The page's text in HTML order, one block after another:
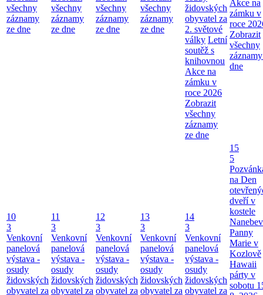
všechny
záznamy
ze dne
všechny
záznamy
ze dne
všechny
záznamy
ze dne
všechny
záznamy
ze dne
židovských
obyvatel za
2. světové
války Letní
soutěž s
knihovnou
Akce na
zámku v
roce 2026
Zobrazit
všechny
záznamy
ze dne
Akce na
zámku v
roce
Zobrazit
všechny
dne
10
3
Venkovní
panelová
výstava -
osudy
židovských
obyvatel za
11
3
Venkovní
panelová
výstava -
osudy
židovských
obyvatel za
12
3
Venkovní
panelová
výstava -
osudy
židovských
obyvatel za
13
3
Venkovní
panelová
výstava -
osudy
židovských
obyvatel za
14
3
Venkovní
panelová
výstava -
osudy
židovských
obyvatel za
15
5
na Den
dveří v
kostele
Panny
Marie v
Kozlově
Hawaii
párty v
sobotu